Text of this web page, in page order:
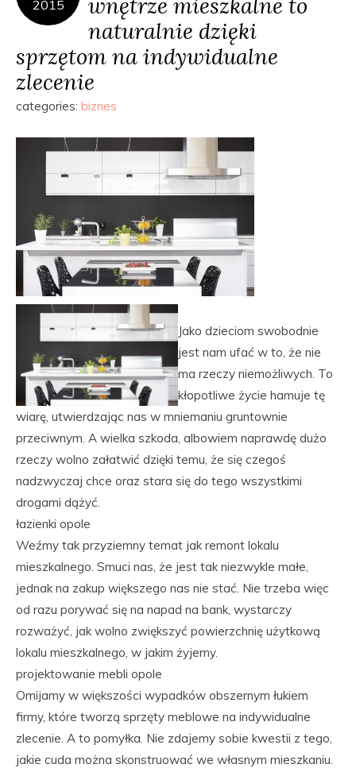
2015
naturalnie dzięki
sprzętom na indywidualne
zlecenie
categories: biznes
Jako dzieciom swobodnie
jest nam ufać w to, że nie
ma rzeczy niemożliwych. To
kłopotliwe życie hamuje tę
wiarę, utwierdzając nas w mniemaniu gruntownie
przeciwnym. A wielka szkoda, albowiem naprawdę dużo
rzeczy wolno załatwić dzięki temu, że się czegoś
nadzwyczaj chce oraz stara się do tego wszystkimi
drogami dążyć.
łazienki opole
Weźmy tak przyziemny temat jak remont lokalu
mieszkalnego. Smuci nas, że jest tak niezwykle małe,
jednak na zakup większego nas nie stać. Nie trzeba więc
od razu porywać się na napad na bank, wystarczy
rozważyć, jak wolno zwiększyć powierzchnię użytkową
lokalu mieszkalnego, w jakim żyjemy.
projektowanie mebli opole
Omijamy w większości wypadków obszernym łukiem
firmy, które tworzą sprzęty meblowe na indywidualne
zlecenie. A to pomyłka. Nie zdajemy sobie kwestii z tego,
jakie cuda można skonstruować we własnym mieszkaniu.